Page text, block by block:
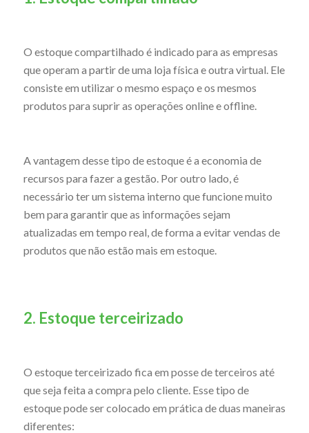
O estoque compartilhado é indicado para as empresas
que operam a partir de uma loja física e outra virtual. Ele
consiste em utilizar o mesmo espaço e os mesmos
produtos para suprir as operações online e offline.
A vantagem desse tipo de estoque é a economia de
recursos para fazer a gestão. Por outro lado, é
necessário ter um sistema interno que funcione muito
bem para garantir que as informações sejam
atualizadas em tempo real, de forma a evitar vendas de
produtos que não estão mais em estoque.
2. Estoque terceirizado
O estoque terceirizado fica em posse de terceiros até
que seja feita a compra pelo cliente. Esse tipo de
estoque pode ser colocado em prática de duas maneiras
diferentes: